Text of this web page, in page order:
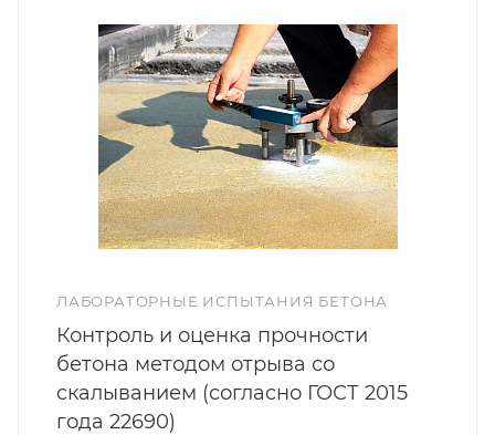
ЛАБОРАТОРНЫЕ ИСПЫТАНИЯ БЕТОНА
Контроль и оценка прочности
бетона методом отрыва со
скалыванием (согласно ГОСТ 2015
года 22690)